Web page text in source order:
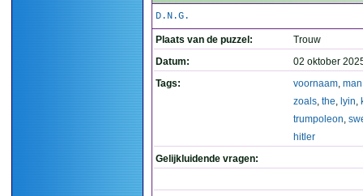
D.N.G.
Plaats van de puzzel:
Trouw
Datum:
02 oktober
Tags:
voornaam, man
zoals, the, lyin,
trumpoleon,
hitler
Gelijkluidende vragen: